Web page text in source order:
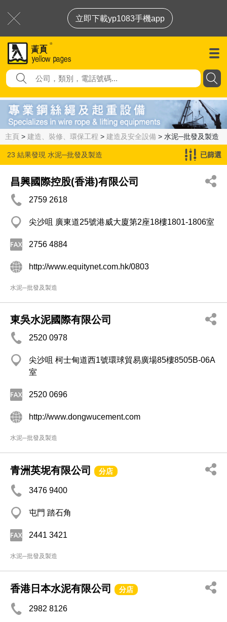
立即下載yp1083手機app
主頁 > 建造、裝修、環保工程 > 建造及安全設備 > 水泥─批發及製造
23 結果發現 水泥─批發及製造 已篩選
昌興國際控股(香港)有限公司
2759 2618
尖沙咀 廣東道25號港威大廈第2座18樓1801-1806室
2756 4884
http://www.equitynet.com.hk/0803
水泥─批發及製造
東吳水泥國際有限公司
2520 0978
尖沙咀 柯士甸道西1號環球貿易廣場85樓8505B-06A
室
2520 0696
http://www.dongwucement.com
水泥─批發及製造
青洲英坭有限公司 分店
3476 9400
屯門 踏石角
2441 3421
水泥─批發及製造
香港日本水泥有限公司 分店
2982 8126